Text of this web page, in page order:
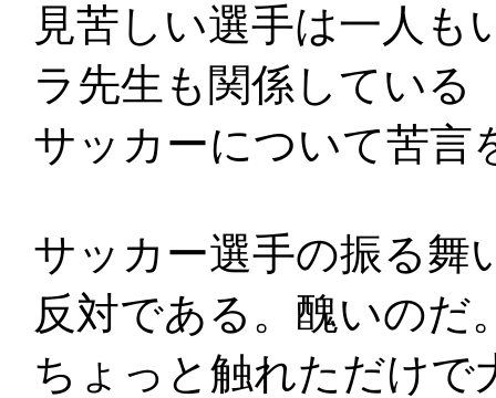
見苦しい選手は一人
ラ先生も関係している
サッカーについて苦言
サッカー選手の振る
反対である。醜いのだ
ちょっと触れただけで